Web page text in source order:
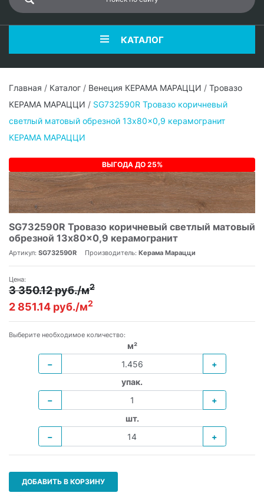
КАТАЛОГ
Главная / Каталог / Венеция КЕРАМА МАРАЦЦИ / Тровазо
КЕРАМА МАРАЦЦИ / SG732590R Тровазо коричневый
светлый матовый обрезной 13x80x0,9 керамогранит
КЕРАМА МАРАЦЦИ
ВЫГОДА ДО 25%
SG732590R Тровазо коричневый светлый матовый
обрезной 13x80x0,9 керамогранит
Артикул: SG732590R Производитель: Керама Марацци
Цена:
3 350.12 руб./м2
2 851.14 руб./м2
Выберите необходимое количество:
м²
−
+
упак.
−
+
шт.
−
+
ДОБАВИТЬ В КОРЗИНУ